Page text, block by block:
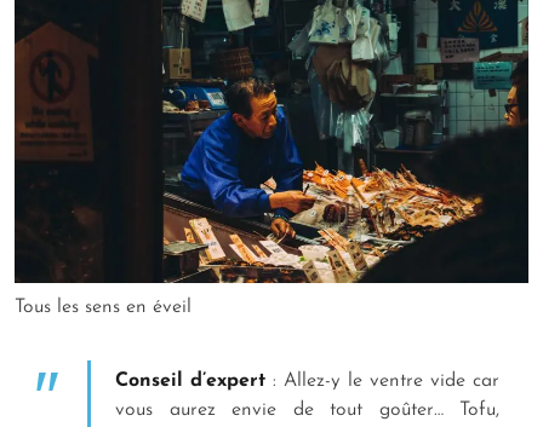
Tous les sens en éveil
Conseil d’expert : Allez-y le ventre vide car
vous aurez envie de tout goûter… Tofu,